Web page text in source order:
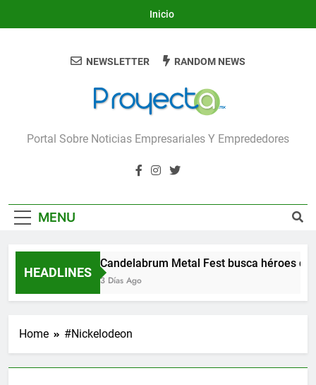
Inicio
Proyecta
Portal Sobre Noticias Empresariales Y Emprededores
NEWSLETTER RANDOM NEWS
MENU
HEADLINES
Candelabrum Metal Fest busca héroes de
3 Días Ago
Home #Nickelodeon